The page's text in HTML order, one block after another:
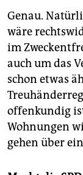
Genau.
wäre
im
auch um das
schon etwas
offenkundig
Wohnungen
gehen über